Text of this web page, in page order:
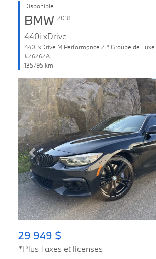
Disponible
BMW 2018
440i xDrive
440i xDrive M Performance 2 * Groupe de
#26262A
135795 km
Previous
29 949 $
*Plus Taxes et licenses